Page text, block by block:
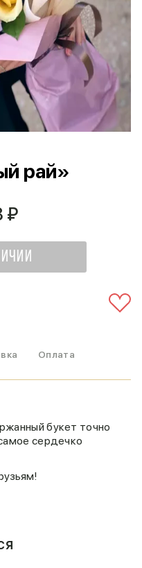
рай»
₽
Оплата
букет точно
сердечко